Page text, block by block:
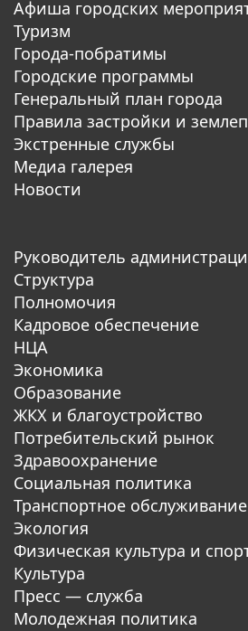
Афиша городских
Туризм
Города-побратимы
Городские программы
Генеральный план города
Правила застройки и
Экстренные службы
Медиа галерея
Новости
Руководитель
Структура
Полномочия
Кадровое обеспечение
НЦА
Экономика
Образование
ЖКХ и благоустройство
Потребительский рынок
Здравоохранение
Социальная политика
Транспортное обслуживание
Экология
Физическая культура и
Культура
Пресс — служба
Молодежная политика